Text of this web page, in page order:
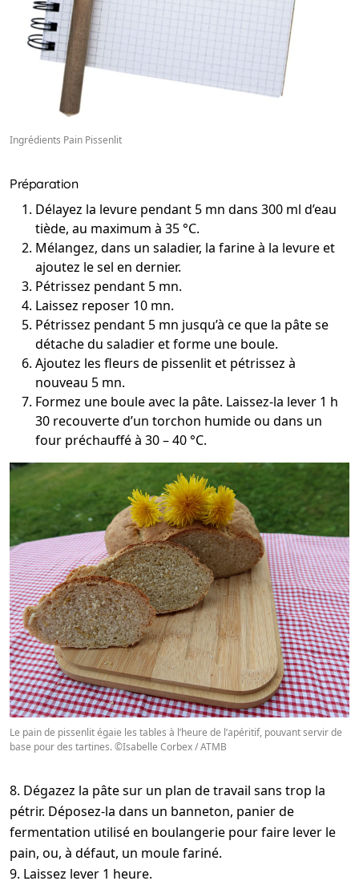
Ingrédients Pain Pissenlit
Préparation
Délayez la levure pendant 5 mn dans 300 ml d’eau
tiède, au maximum à 35 °C.
Mélangez, dans un saladier, la farine à la levure et
ajoutez le sel en dernier.
Pétrissez pendant 5 mn.
Laissez reposer 10 mn.
Pétrissez pendant 5 mn jusqu’à ce que la pâte se
détache du saladier et forme une boule.
Ajoutez les fleurs de pissenlit et pétrissez à
nouveau 5 mn.
Formez une boule avec la pâte. Laissez-la lever 1 h
30 recouverte d’un torchon humide ou dans un
four préchauffé à 30 – 40 °C.
Le pain de pissenlit égaie les tables à l’heure de l’apéritif, pouvant servir de
base pour des tartines. ©Isabelle Corbex / ATMB
8. Dégazez la pâte sur un plan de travail sans trop la
pétrir. Déposez-la dans un banneton, panier de
fermentation utilisé en boulangerie pour faire lever le
pain, ou, à défaut, un moule fariné.
9. Laissez lever 1 heure.